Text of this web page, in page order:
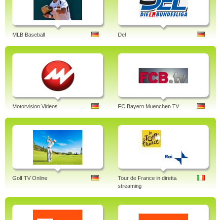
MLB Baseball Del
Motorvision Videos FC Bayern Muenchen TV
Golf TV Online
Tour de France in diretta
streaming